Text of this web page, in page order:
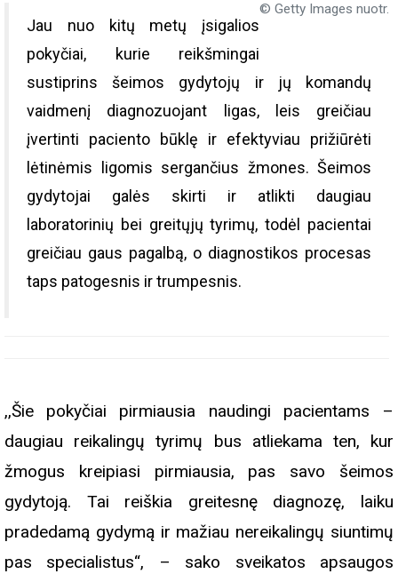
© Getty Images nuotr.
Jau nuo kitų metų įsigalios
pokyčiai, kurie reikšmingai
sustiprins šeimos gydytojų ir jų komandų
vaidmenį diagnozuojant ligas, leis greičiau
įvertinti paciento būklę ir efektyviau prižiūrėti
lėtinėmis ligomis sergančius žmones. Šeimos
gydytojai galės skirti ir atlikti daugiau
laboratorinių bei greitųjų tyrimų, todėl pacientai
greičiau gaus pagalbą, o diagnostikos procesas
taps patogesnis ir trumpesnis.
,,Šie pokyčiai pirmiausia naudingi pacientams –
daugiau reikalingų tyrimų bus atliekama ten, kur
žmogus kreipiasi pirmiausia, pas savo šeimos
gydytoją. Tai reiškia greitesnę diagnozę, laiku
pradedamą gydymą ir mažiau nereikalingų siuntimų
pas specialistus“, – sako sveikatos apsaugos